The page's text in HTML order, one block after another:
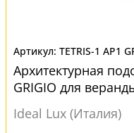
TETRIS-1 AP1
Архитектурная
GRIGIO для
Ideal Lux (Италия)